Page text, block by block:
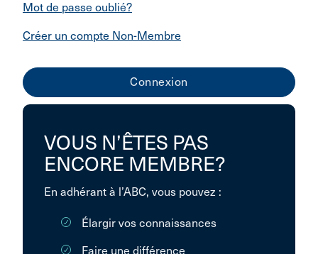
Mot de passe oublié?
Créer un compte Non-Membre
VOUS N’ÊTES PAS
ENCORE MEMBRE?
En adhérant à l’ABC, vous pouvez :
Élargir vos connaissances
Faire une différence